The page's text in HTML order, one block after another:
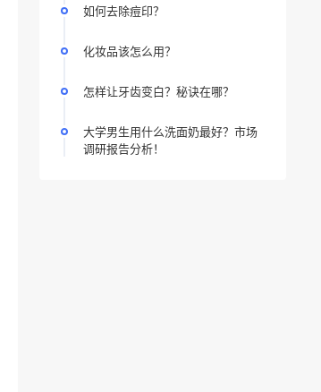
如何去除痘印？
化妆品该怎么用？
怎样让牙齿变白？秘诀在哪？
大学男生用什么洗面奶最好？市场
调研报告分析！